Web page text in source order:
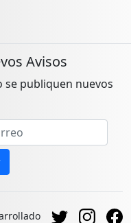
Avisos
se publiquen nuevos